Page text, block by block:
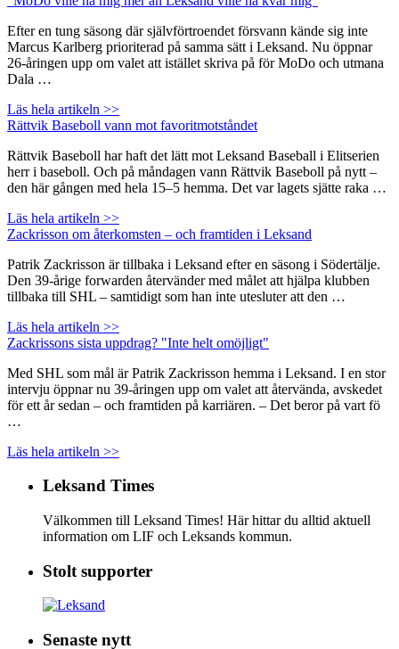
Efter en tung säsong där självförtroendet försvann kände sig inte
Marcus Karlberg prioriterad på samma sätt i Leksand. Nu öppnar
26-åringen upp om valet att istället skriva på för MoDo och utmana
Dala …
Läs hela artikeln >>
Rättvik Baseboll vann mot favoritmotståndet
Rättvik Baseboll har haft det lätt mot Leksand Baseball i Elitserien
herr i baseboll. Och på måndagen vann Rättvik Baseboll på nytt –
den här gången med hela 15–5 hemma. Det var lagets sjätte raka …
Läs hela artikeln >>
Zackrisson om återkomsten – och framtiden i Leksand
Patrik Zackrisson är tillbaka i Leksand efter en säsong i Södertälje.
Den 39-årige forwarden återvänder med målet att hjälpa klubben
tillbaka till SHL – samtidigt som han inte utesluter att den …
Läs hela artikeln >>
Zackrissons sista uppdrag? "Inte helt omöjligt"
Med SHL som mål är Patrik Zackrisson hemma i Leksand. I en stor
intervju öppnar nu 39-åringen upp om valet att återvända, avskedet
för ett år sedan – och framtiden på karriären. – Det beror på vart fö
…
Läs hela artikeln >>
Leksand Times
Välkommen till Leksand Times! Här hittar du alltid aktuell
information om LIF och Leksands kommun.
Stolt supporter
Senaste nytt